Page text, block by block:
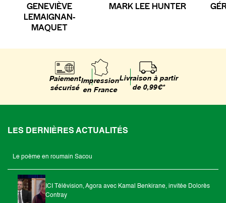
GENEVIÈVE
LEMAIGNAN-
MAQUET
MARK LEE HUNTER
Paiement
sécurisé
Impression
en France
Livraison à partir
de 0,99€*
LES DERNIÈRES ACTUALITÉS
Le poème en roumain Sacou
ICI Télévision, Agora avec Kamal Benkirane, invitée Dolorès
Contray